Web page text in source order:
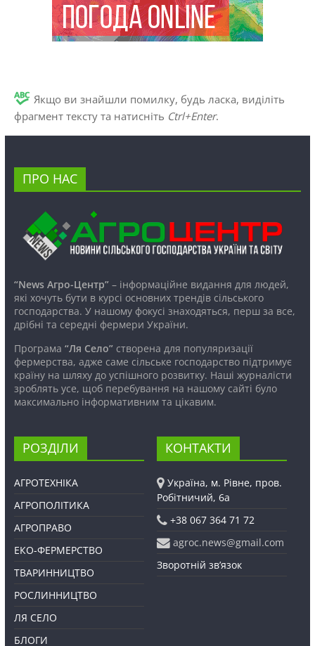
Якщо ви знайшли помилку, будь ласка, виділіть
фрагмент тексту та натисніть Ctrl+Enter.
ПРО НАС
“News Агро-Центр”– інформаційне видання для людей,
які хочуть бути в курсі основних трендів сільського
господарства. У нашому фокусі знаходяться, перш за все,
дрібні та середні фермери України.
Програма “Ля Село”створена для популяризації
фермерства, адже саме сільське господарство підтримує
країну на шляху до успішного розвитку. Наші журналісти
зроблять усе, щоб перебування на нашому сайті було
максимально інформативним та цікавим.
РОЗДІЛИ
АГРОТЕХНІКА
АГРОПОЛІТИКА
АГРОПРАВО
ЕКО-ФЕРМЕРСТВО
ТВАРИННИЦТВО
РОСЛИННИЦТВО
ЛЯ СЕЛО
БЛОГИ
КОНТАКТИ
Україна, м. Рівне, пров.
Робітничий, 6а
+38 067 364 71 72
agroc.news@gmail.com
Зворотній зв’язок